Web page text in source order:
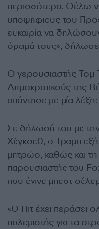
περισσότερα. Θέλω
υποψήφιους του
ευκαιρία να
όραμά τους»,
Ο γερουσιαστής Τομ
Δημοκρατικούς της
απάντησε με μία
Σε δήλωσή του με
Χέγκσεθ, ο Τραμπ
μητρώο, καθώς και
παρουσιαστής του
που έγινε μπεστ
«Ο Πιτ έχει περάσει
πολεμιστής για τα